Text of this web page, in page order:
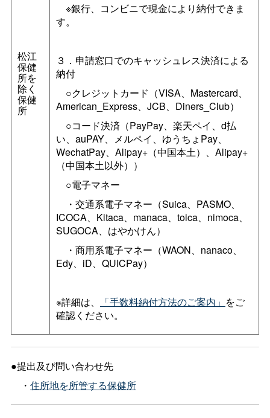
松江
保健
所を
除く
保健
所
※銀行、コンビニで現金により納付できま
す。
３．申請窓口でのキャッシュレス決済による
納付
○クレジットカード（VISA、Mastercard、
American_Express、JCB、Diners_Club）
○コード決済（PayPay、楽天ペイ、d払
い、auPAY、メルペイ、ゆうちょPay、
WechatPay、Alipay+（中国本土）、Alipay+
（中国本土以外））
○電子マネー
・交通系電子マネー（Suica、PASMO、
ICOCA、Kitaca、manaca、toica、nimoca、
SUGOCA、はやかけん）
・商用系電子マネー（WAON、nanaco、
Edy、iD、QUICPay）
※詳細は、 「手数料納付方法のご案内」 をご
確認ください。
●提出及び問い合わせ先
・ 住所地を所管する保健所